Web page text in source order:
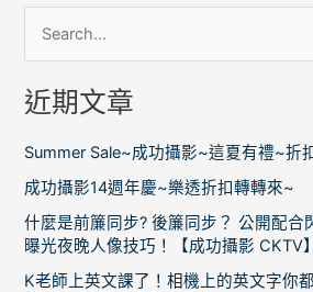
關
:
近期文章
Summer Sale~成功攝影~這夏有禮~折
成功攝影14週年慶~樂透折扣轉轉來~
什麼是前簾同步? 後簾同步？ 公開配合
曝光夜晚人像技巧！【成功攝影 CKTV】
K老師上英文課了！相機上的英文字你